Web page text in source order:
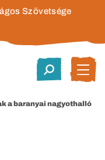
Szövetsége
a baranyai nagyothalló